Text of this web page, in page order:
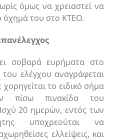
όμως να χρειαστεί να
όχημά του στο ΚΤΕΟ.
σοβαρά ευρήματα στο
ελέγχου αναγράφεται
το ειδικό σήμα
πίσω πινακίδα του
20 ημερών, εντός των
υποχρεούται να
ελλείψεις, και